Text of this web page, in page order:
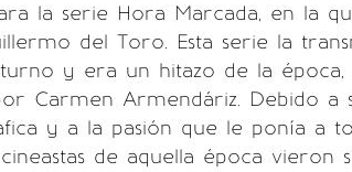
la serie Hora Marcada, en la
del Toro. Esta serie la
y era un hitazo de la época,
Carmen Armendáriz. Debido a
y a la pasión que le ponía a
de aquella época vieron